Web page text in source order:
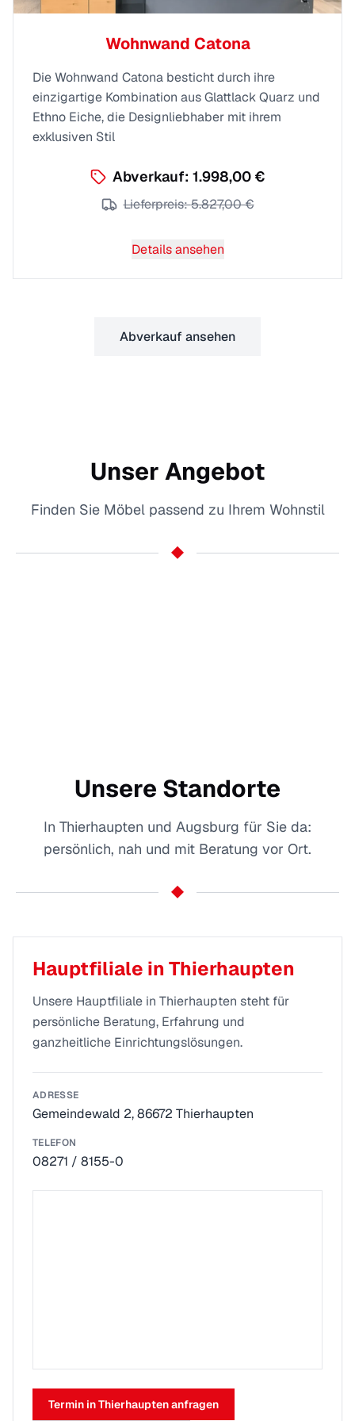
Wohnwand Catona
Die Wohnwand Catona besticht durch ihre
einzigartige Kombination aus Glattlack Quarz und
Ethno Eiche, die Designliebhaber mit ihrem
exklusiven Stil
Abverkauf: 1.998,00 €
Lieferpreis:5.827,00 €
Details ansehen
Abverkauf ansehen
Unser Angebot
Finden Sie Möbel passend zu Ihrem Wohnstil
Unsere Standorte
In Thierhaupten und Augsburg für Sie da:
persönlich, nah und mit Beratung vor Ort.
Hauptfiliale in Thierhaupten
Unsere Hauptfiliale in Thierhaupten steht für
persönliche Beratung, Erfahrung und
ganzheitliche Einrichtungslösungen.
ADRESSE
Gemeindewald 2, 86672 Thierhaupten
TELEFON
08271 / 8155-0
Termin in Thierhaupten anfragen